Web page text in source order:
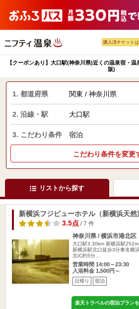
購入済チケット
【クーポンあり】大口駅(神奈川県)近くの温泉宿・
版)
1. 都道府県 関東 / 神奈川県
2. 沿線・駅 大口駅
3. こだわり条件 宿泊
こだわり条件を変更
リストから探す
新横浜フジビューホテル（新横浜天然
3.5点/ 7 件
神奈川県 / 横浜市港北区
大口駅3.30km 新横浜駅252m
新横浜駅北口徒歩3分東名横
北IC約5分…
営業時間 14:00～23:30
入浴料金 1,500円～
日帰り 宿泊
楽天トラベルの宿泊プラン